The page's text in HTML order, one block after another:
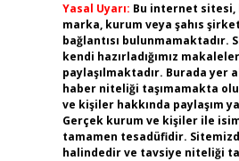
Yasal Uyarı: Bu internet sitesi,
marka, kurum veya şahıs
bağlantısı bulunmamaktadır.
kendi hazırladığımız makaleler
paylaşılmaktadır. Burada yer
haber niteliği taşımamakta
ve kişiler hakkında paylaşım
Gerçek kurum ve kişiler ile
tamamen tesadüfidir.
halindedir ve tavsiye niteliği